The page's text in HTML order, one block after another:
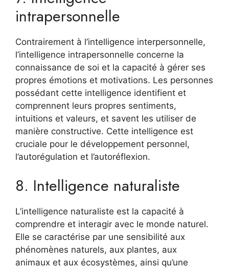
intrapersonnelle
Contrairement à l’intelligence interpersonnelle,
l’intelligence intrapersonnelle concerne la
connaissance de soi et la capacité à gérer ses
propres émotions et motivations. Les personnes
possédant cette intelligence identifient et
comprennent leurs propres sentiments,
intuitions et valeurs, et savent les utiliser de
manière constructive. Cette intelligence est
cruciale pour le développement personnel,
l’autorégulation et l’autoréflexion.
8. Intelligence naturaliste
L’intelligence naturaliste est la capacité à
comprendre et interagir avec le monde naturel.
Elle se caractérise par une sensibilité aux
phénomènes naturels, aux plantes, aux
animaux et aux écosystèmes, ainsi qu’une